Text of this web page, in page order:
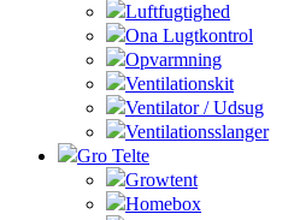
Luftfugtighed
Ona Lugtkontrol
Opvarmning
Ventilationskit
Ventilator / Udsug
Ventilationsslanger
Gro Telte
Growtent
Homebox